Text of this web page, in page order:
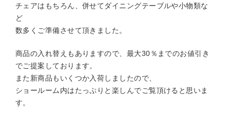
チェアはもちろん、併せてダイニングテーブルや小物類な
ど
数多くご準備させて頂きました。
商品の入れ替えもありますので、最大30％までのお値引き
でご提案しております。
また新商品もいくつか入荷しましたので、
ショールーム内はたっぷりと楽しんでご覧頂けると思いま
す。